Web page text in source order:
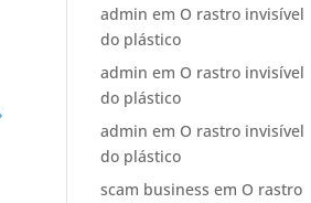
admin em O rastro invisível
do plástico
admin em O rastro invisível
do plástico
admin em O rastro invisível
do plástico
scam business em O rastro